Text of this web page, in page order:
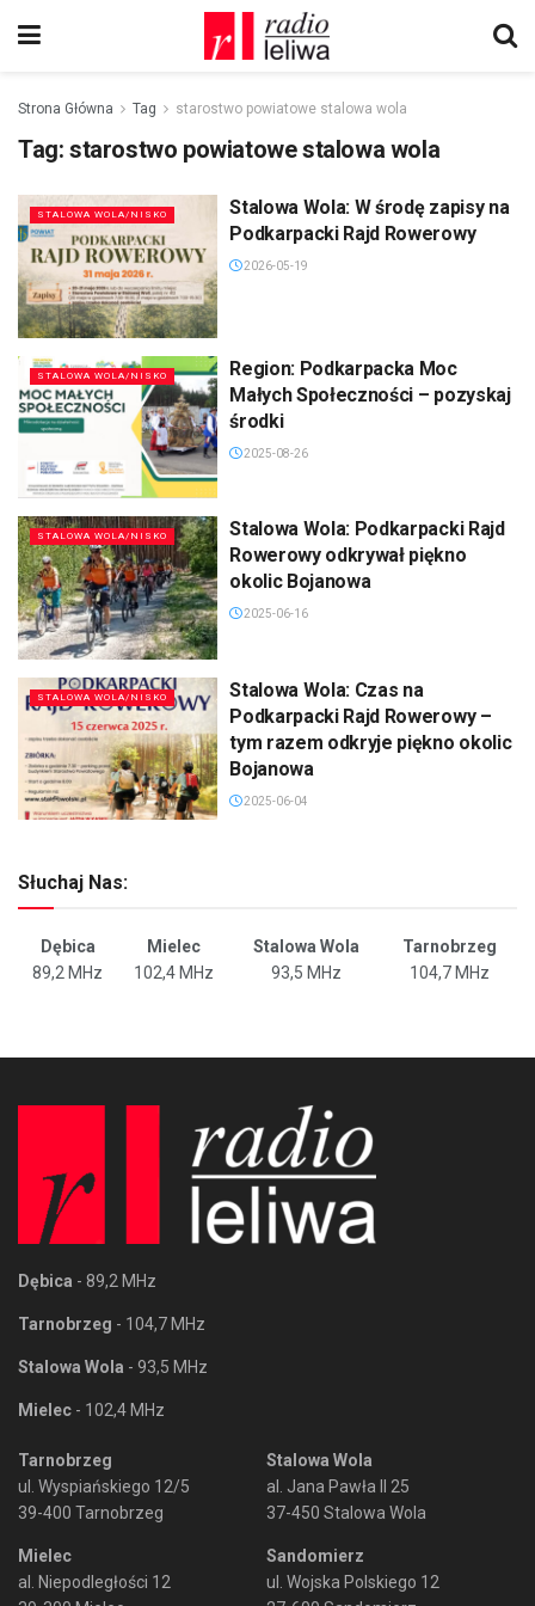
Strona Główna Tag starostwo powiatowe stalowa wola
Tag: starostwo powiatowe stalowa wola
STALOWA WOLA/NISKO
Stalowa Wola: W środę zapisy na
Podkarpacki Rajd Rowerowy
2026-05-19
STALOWA WOLA/NISKO
Region: Podkarpacka Moc
Małych Społeczności – pozyskaj
środki
2025-08-26
STALOWA WOLA/NISKO
Stalowa Wola: Podkarpacki Rajd
Rowerowy odkrywał piękno
okolic Bojanowa
2025-06-16
STALOWA WOLA/NISKO
Stalowa Wola: Czas na
Podkarpacki Rajd Rowerowy –
tym razem odkryje piękno okolic
Bojanowa
2025-06-04
Słuchaj Nas:
Dębica Mielec Stalowa Wola
Tarnobrzeg
89,2 MHz
102,4 MHz 93,5 MHz 104,7 MHz
Dębica - 89,2 MHz
Tarnobrzeg - 104,7 MHz
Stalowa Wola - 93,5 MHz
Mielec - 102,4 MHz
Tarnobrzeg
ul. Wyspiańskiego 12/5
39-400 Tarnobrzeg
Mielec
al. Niepodległości 12
Stalowa Wola
al. Jana Pawła II 25
37-450 Stalowa Wola
Sandomierz
ul. Wojska Polskiego 12